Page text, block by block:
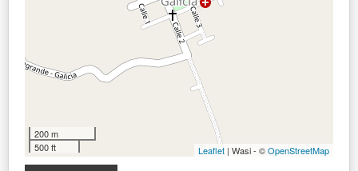
200 m
500 ft
Leaflet | Wasi - ©OpenStreetMap